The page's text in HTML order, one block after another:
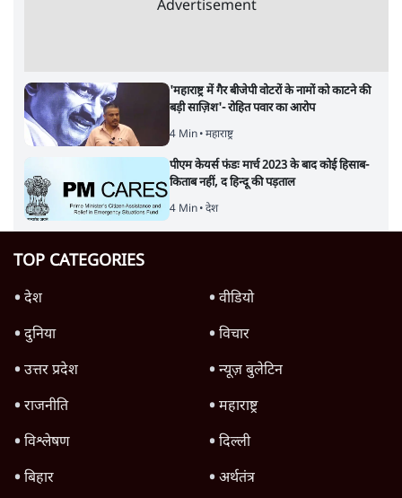
Advertisement
'महाराष्ट्र में गैर बीजेपी वोटरों के नामों को काटने की
बड़ी साज़िश'- रोहित पवार का आरोप
4 Min• महाराष्ट्र
पीएम केयर्स फंडः मार्च 2023 के बाद कोई हिसाब-
किताब नहीं, द हिन्दू की पड़ताल
4 Min• देश
TOP CATEGORIES
देश
वीडियो
दुनिया
विचार
उत्तर प्रदेश
न्यूज़ बुलेटिन
राजनीति
महाराष्ट्र
विश्लेषण
दिल्ली
बिहार
अर्थतंत्र